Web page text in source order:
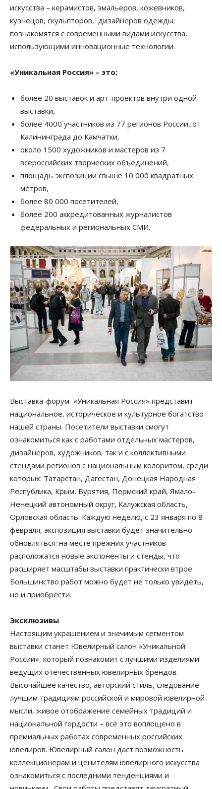
искусства – керамистов, эмальеров, кожевников,
кузнецов, скульпторов, дизайнеров одежды;
познакомятся с современными видами искусства,
использующими инновационные технологии.
«Уникальная Россия» – это:
более 20 выставок и арт-проектов внутри одной
выставки,
более 4000 участников из 77 регионов России, от
Калининграда до Камчатки,
около 1500 художников и мастеров из 7
всероссийских творческих объединений,
площадь экспозиции свыше 10 000 квадратных
метров,
более 80 000 посетителей,
более 200 аккредитованных журналистов
федеральных и региональных СМИ.
Выставка-форум «Уникальная Россия» представит
национальное, историческое и культурное богатство
нашей страны. Посетители выставки смогут
ознакомиться как с работами отдельных мастеров,
дизайнеров, художников, так и с коллективными
стендами регионов с национальным колоритом, среди
которых: Татарстан, Дагестан, Донецкая Народная
Республика, Крым, Бурятия, Пермский край, Ямало-
Ненецкий автономный округ, Калужская область,
Орловская область. Каждую неделю, с 23 января по 8
февраля, экспозиция выставки будет значительно
обновляться: на месте прежних участников
расположатся новые экспоненты и стенды, что
расширяет масштабы выставки практически втрое.
Большинство работ можно будет не только увидеть,
но и приобрести.
Эксклюзивы
Настоящим украшением и значимым сегментом
выставки станет Ювелирный салон «Уникальной
России», который познакомит с лучшими изделиями
ведущих отечественных ювелирных брендов.
Высочайшее качество, авторский стиль, следование
лучшим традициям российской и мировой ювелирной
мысли, живое отображение семейных традиций и
национальной гордости – всё это воплощено в
премиальных работах современных российских
ювелиров. Ювелирный салон даст возможность
коллекционерам и ценителям ювелирного искусства
ознакомиться с последними тенденциями и